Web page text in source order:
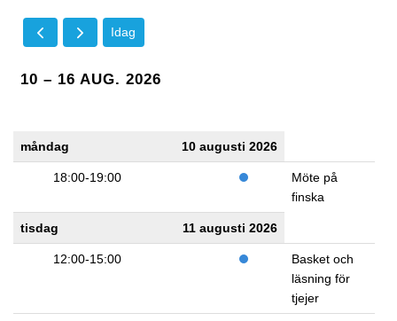
Idag
10 – 16 AUG. 2026
måndag 10 augusti 2026
18:00-19:00
Möte på
finska
tisdag 11 augusti 2026
12:00-15:00
Basket och
läsning för
tjejer